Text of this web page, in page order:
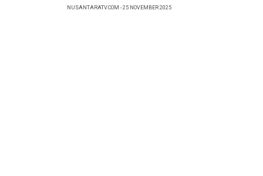
NUSANTARATV.COM - 25 NOVEMBER 2025